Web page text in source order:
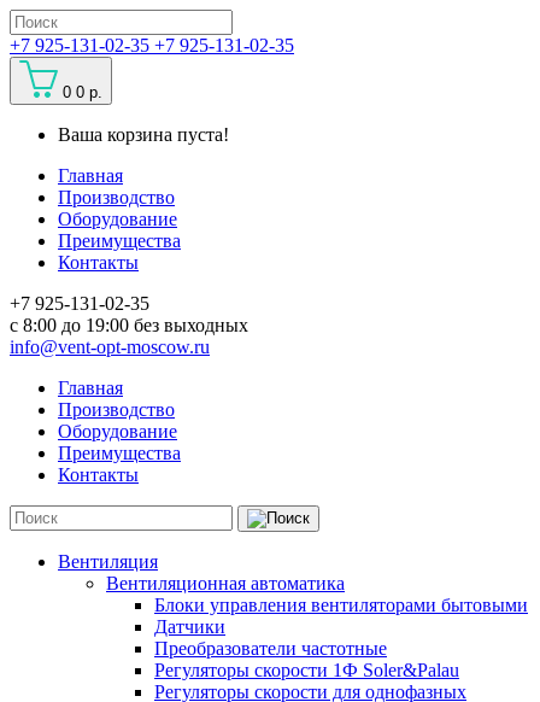
+7 925-131-02-35 +7 925-131-02-35
0 0 р.
Ваша корзина пуста!
Главная
Производство
Оборудование
Преимущества
Контакты
+7 925-131-02-35
c 8:00 до 19:00 без выходных
info@vent-opt-moscow.ru
Главная
Производство
Оборудование
Преимущества
Контакты
Вентиляция
Вентиляционная автоматика
Блоки управления вентиляторами бытовыми
Датчики
Преобразователи частотные
Регуляторы скорости 1Ф Soler&Palau
Регуляторы скорости для однофазных